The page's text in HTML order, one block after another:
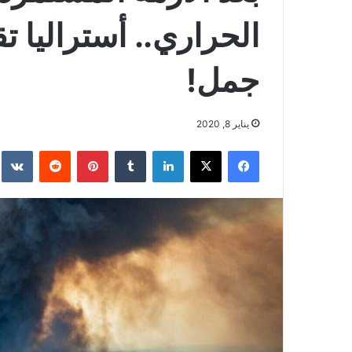
جمل!
يناير 8, 2020
فيسبوك ‫X لينكدإن بينتيريست